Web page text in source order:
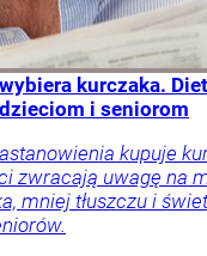
kurczaka.
i seniorom
kupuje
zwracają uwagę na
mniej tłuszczu i